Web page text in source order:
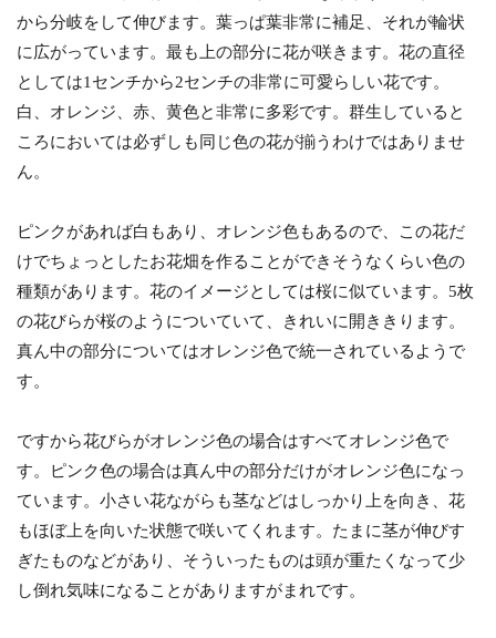
から分岐をして伸びます。葉っぱ葉非常に補足、それが輪状
に広がっています。最も上の部分に花が咲きます。花の直径
としては1センチから2センチの非常に可愛らしい花です。
白、オレンジ、赤、黄色と非常に多彩です。群生していると
ころにおいては必ずしも同じ色の花が揃うわけではありませ
ん。
ピンクがあれば白もあり、オレンジ色もあるので、この花だ
けでちょっとしたお花畑を作ることができそうなくらい色の
種類があります。花のイメージとしては桜に似ています。5枚
の花びらが桜のようについていて、きれいに開ききります。
真ん中の部分についてはオレンジ色で統一されているようで
す。
ですから花びらがオレンジ色の場合はすべてオレンジ色で
す。ピンク色の場合は真ん中の部分だけがオレンジ色になっ
ています。小さい花ながらも茎などはしっかり上を向き、花
もほぼ上を向いた状態で咲いてくれます。たまに茎が伸びす
ぎたものなどがあり、そういったものは頭が重たくなって少
し倒れ気味になることがありますがまれです。